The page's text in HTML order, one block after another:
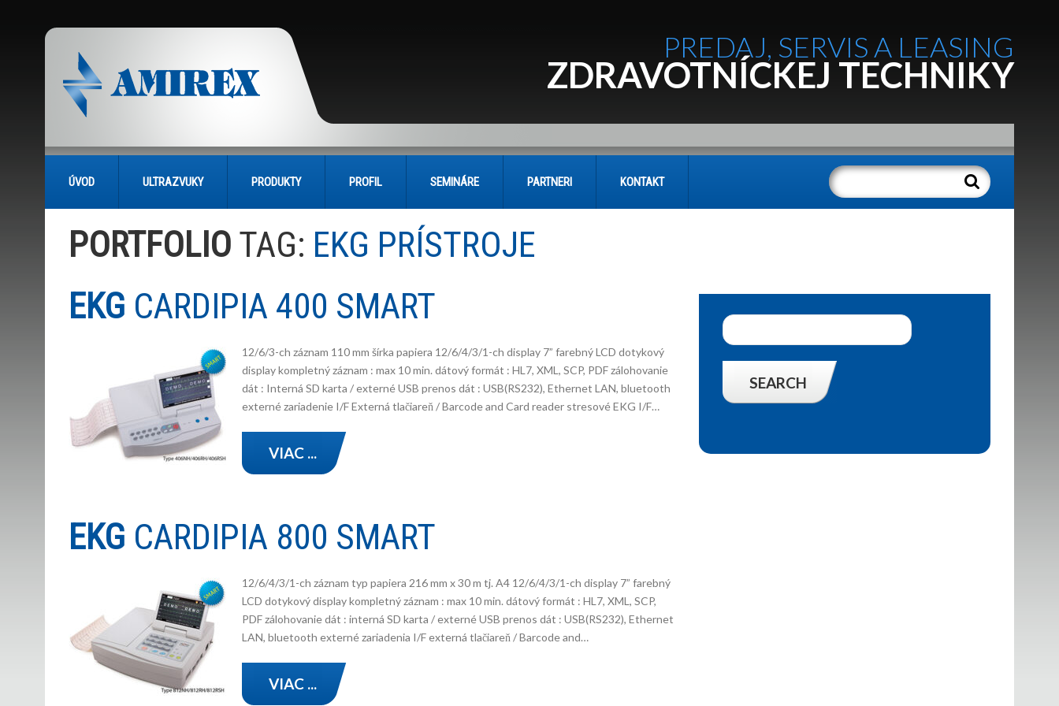
PREDAJ, SERVIS A LEASING
ZDRAVOTNÍCKEJ TECHNIKY
ÚVOD ULTRAZVUKY PRODUKTY PROFIL SEMINÁRE PARTNERI KONTAKT
PORTFOLIO TAG: EKG PRÍSTROJE
EKG CARDIPIA 400 SMART
12/6/3-ch záznam 110 mm šírka papiera 12/6/4/3/1-ch display 7” farebný LCD dotykový
display kompletný záznam : max 10 min. dátový formát : HL7, XML, SCP, PDF zálohovanie
dát : Interná SD karta / externé USB prenos dát : USB(RS232), Ethernet LAN, bluetooth
externé zariadenie I/F Externá tlačiareň / Barcode and Card reader stresové EKG I/F…
VIAC ...
EKG CARDIPIA 800 SMART
12/6/4/3/1-ch záznam typ papiera 216 mm x 30 m tj. A4 12/6/4/3/1-ch display 7” farebný
LCD dotykový display kompletný záznam : max 10 min. dátový formát : HL7, XML, SCP,
PDF zálohovanie dát : interná SD karta / externé USB prenos dát : USB(RS232), Ethernet
LAN, bluetooth externé zariadenia I/F externá tlačiareň / Barcode and…
VIAC ...